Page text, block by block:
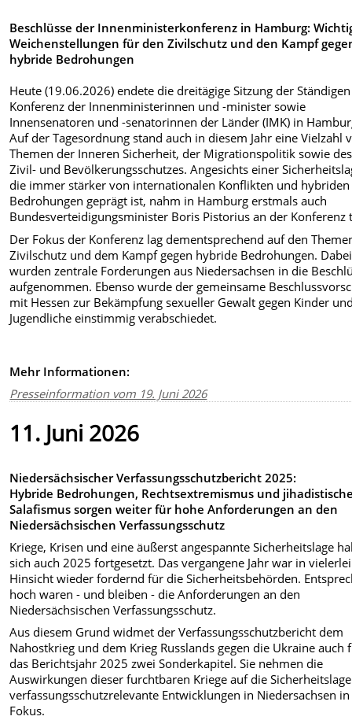
Beschlüsse der Innenministerkonferenz in Hamburg:
Weichenstellungen für den Zivilschutz und den Kampf
hybride Bedrohungen
Heute (19.06.2026) endete die dreitägige Sitzung der Ständigen
Konferenz der Innenministerinnen und -minister sowie
Innensenatoren und -senatorinnen der Länder (IMK) in
Auf der Tagesordnung stand auch in diesem Jahr eine Vielzahl
Themen der Inneren Sicherheit, der Migrationspolitik sowie des
Zivil- und Bevölkerungsschutzes. Angesichts einer
die immer stärker von internationalen Konflikten und hybriden
Bedrohungen geprägt ist, nahm in Hamburg erstmals auch
Bundesverteidigungsminister Boris Pistorius an der Konferenz
Der Fokus der Konferenz lag dementsprechend auf den
Zivilschutz und dem Kampf gegen hybride Bedrohungen. Dabei
wurden zentrale Forderungen aus Niedersachsen in die
aufgenommen. Ebenso wurde der gemeinsame
mit Hessen zur Bekämpfung sexueller Gewalt gegen Kinder
Jugendliche einstimmig verabschiedet.
Mehr Informationen:
Presseinformation vom 19. Juni 2026
11. Juni 2026
Niedersächsischer Verfassungsschutzbericht 2025:
Hybride Bedrohungen, Rechtsextremismus und
Salafismus sorgen weiter für hohe Anforderungen an den
Niedersächsischen Verfassungsschutz
Kriege, Krisen und eine äußerst angespannte Sicherheitslage
sich auch 2025 fortgesetzt. Das vergangene Jahr war in vielerlei
Hinsicht wieder fordernd für die Sicherheitsbehörden.
hoch waren - und bleiben - die Anforderungen an den
Niedersächsischen Verfassungsschutz.
Aus diesem Grund widmet der Verfassungsschutzbericht dem
Nahostkrieg und dem Krieg Russlands gegen die Ukraine auch
das Berichtsjahr 2025 zwei Sonderkapitel. Sie nehmen die
Auswirkungen dieser furchtbaren Kriege auf die
verfassungsschutzrelevante Entwicklungen in Niedersachsen
Fokus.